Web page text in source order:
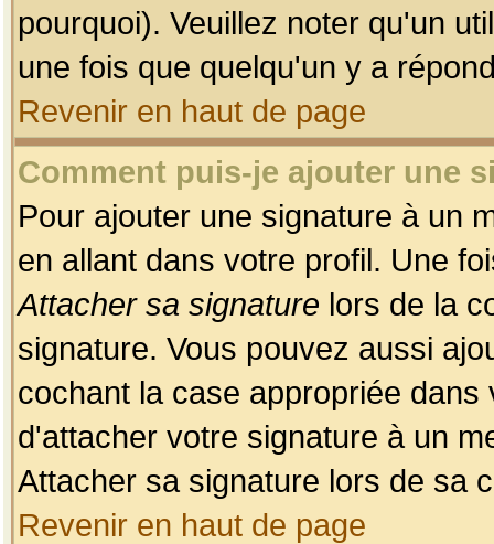
pourquoi). Veuillez noter qu'un
une fois que quelqu'un y a
Revenir en haut de page
Comment puis-je ajouter une
Pour ajouter une signature à un
en allant dans votre profil. Une
Attacher sa signature lors de la
signature. Vous pouvez aussi
cochant la case appropriée
d'attacher votre signature à un
Attacher sa signature lors de sa
Revenir en haut de page